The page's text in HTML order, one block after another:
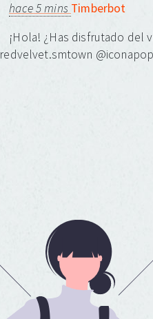
hace 5 mins Timberbot
¡Hola! ¿Has disfrutado del